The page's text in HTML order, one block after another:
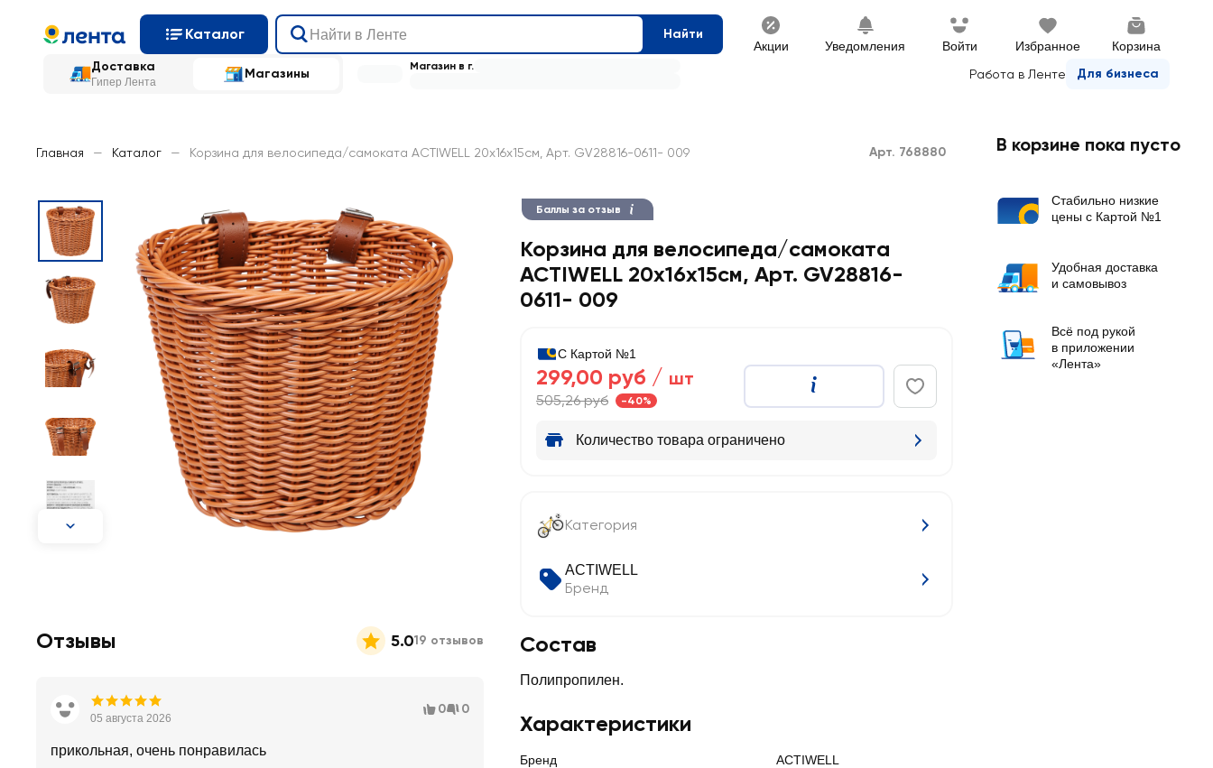
Каталог Найти
Акции Уведомления Войти Избранное Корзина
Доставка
Гипер Лента
Магазины Работа в Ленте Для бизнеса
Магазин в г.
Главная — Каталог — Корзина для велосипеда/самоката ACTIWELL 20х16х15см, Арт. GV28816-0611- 009 Арт. 768880
Баллы за отзыв
Корзина для велосипеда/самоката
ACTIWELL 20х16х15см, Арт. GV28816-
0611- 009
С Картой №1
299,00 руб / шт
505,26 руб -40%
Количество товара ограничено
Категория
ACTIWELL
Бренд
Состав
Полипропилен.
Характеристики
Бренд ACTIWELL
Отзывы 5.019 отзывов
05 августа 2026
0 0
прикольная, очень понравилась
В корзине пока пусто
Стабильно низкие
цены с Картой №1
Удобная доставка
и самовывоз
Всё под рукой
в приложении
«Лента»